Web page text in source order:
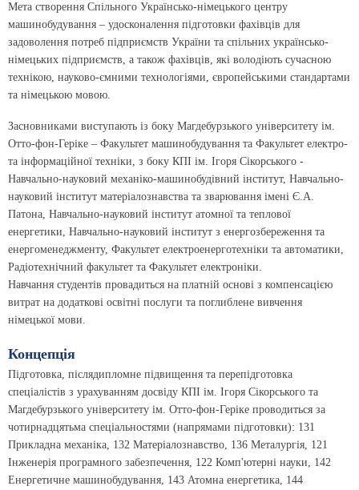
Мета створення Спільного Українсько-німецького центру
машинобудування – удосконалення підготовки фахівців для
задоволення потреб підприємств України та спільних українсько-
німецьких підприємств, а також фахівців, які володіють сучасною
технікою, науково-ємними технологіями, європейськими стандартами
та німецькою мовою.
Засновниками виступають із боку Магдебурзького університету ім.
Отто-фон-Геріке – Факультет машинобудування та Факультет електро-
та інформаційної техніки, з боку КПІ ім. Ігоря Сікорського -
Навчально-науковий механіко-машинобудівний інститут, Навчально-
науковий інститут матеріалознавства та зварювання імені Є.А.
Патона, Навчально-науковий інститут атомної та теплової
енергетики, Навчально-науковий інститут з енергозбереження та
енергоменеджменту, Факультет електроенерготехніки та автоматики,
Радіотехнічний факультет та Факультет електроніки.
Навчання студентів провадиться на платній основі з компенсацією
витрат на додаткові освітні послуги та поглиблене вивчення
німецької мови.
Концепція
Підготовка, післядипломне підвищення та перепідготовка
спеціалістів з урахуванням досвіду КПІ ім. Ігоря Сікорського та
Магдебурзького університету ім. Отто-фон-Геріке проводиться за
чотирнадцятьма спеціальностями (напрямами підготовки): 131
Прикладна механіка, 132 Матеріалознавство, 136 Металургія, 121
Інженерія програмного забезпечення, 122 Комп'ютерні науки, 142
Енергетичне машинобудування, 143 Атомна енергетика, 144